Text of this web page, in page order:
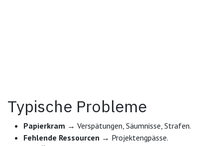
Typische Probleme
Papierkram → Verspätungen, Säumnisse, Strafen.
Fehlende Ressourcen → Projektengpässe.